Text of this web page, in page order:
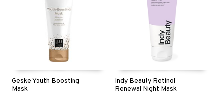
Geske Youth Boosting
Mask
Indy Beauty Retinol
Renewal Night Mask